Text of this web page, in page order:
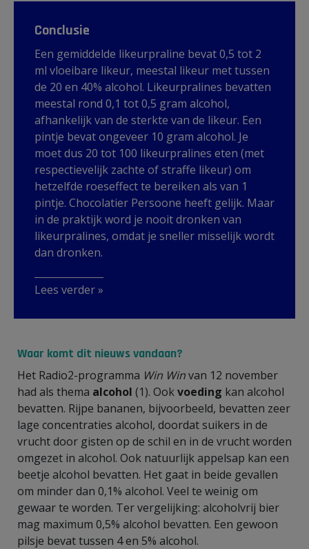
Conclusie
Een gemiddelde likeurpraline bevat 0,5 tot 2
ml vloeibare likeur, meestal likeur met tussen
de 20 en 40% alcohol. Likeurpralines bevatten
meestal rond 0,1 tot 0,5 gram alcohol,
afhankelijk van de sterkte van de likeur. Een
pintje bevat ongeveer 10 gram alcohol. Je
moet dus 20 tot 100 likeurpralines eten (met
respectievelijk zachte of straffe likeur) om
hetzelfde roeseffect te bereiken als van 1
pintje. Chocolatier Persoone heeft gelijk. Maar
in de praktijk word je nooit dronken van
likeurpralines, omdat je sneller misselijk wordt
dan dronken.
Lees verder »
Waar komt dit nieuws vandaan?
Het Radio2-programma Win Winvan 12 november
had als thema alcohol (1). Ookvoeding kan alcohol
bevatten. Rijpe bananen, bijvoorbeeld, bevatten zeer
lage concentraties alcohol, doordat suikers in de
vrucht door gisten op de schil en in de vrucht worden
omgezet in alcohol. Ook natuurlijk appelsap kan een
beetje alcohol bevatten. Het gaat in beide gevallen
om minder dan 0,1% alcohol. Veel te weinig om
gewaar te worden. Ter vergelijking: alcoholvrij bier
mag maximum 0,5% alcohol bevatten. Een gewoon
pilsje bevat tussen 4 en 5% alcohol.